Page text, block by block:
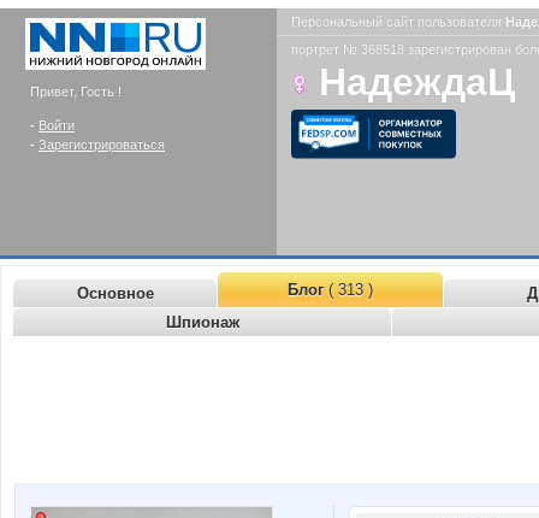
Привет, Гость !
- Войти
- Зарегистрироваться
Персональный сайт пользователя
портрет № 368518 зарегистрирован
НадеждаЦ
Основное Блог( 313 )
Шпионаж